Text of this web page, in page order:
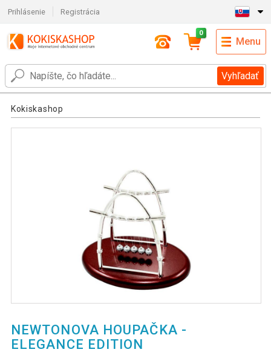
Prihlásenie Registrácia
Vyhľadať
0
Menu
Kokiskashop
NEWTONOVA HOUPAČKA -
ELEGANCE EDITION